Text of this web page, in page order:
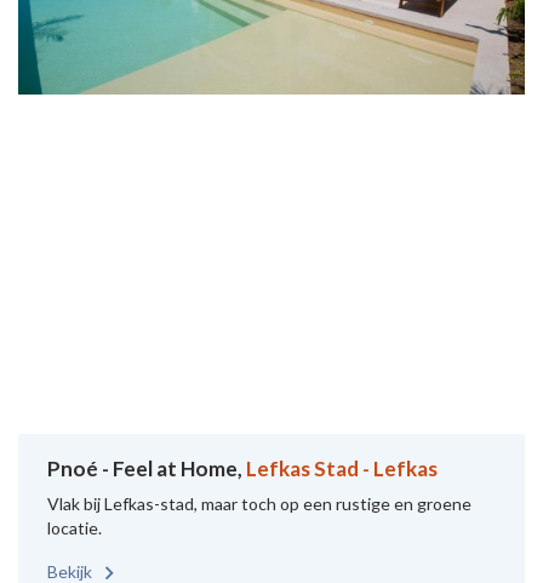
Pnoé - Feel at Home, Lefkas Stad - Lefkas
Vlak bij Lefkas-stad, maar toch op een rustige en groene
locatie.
Bekijk